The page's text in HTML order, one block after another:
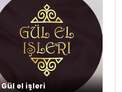
Gül el işleri